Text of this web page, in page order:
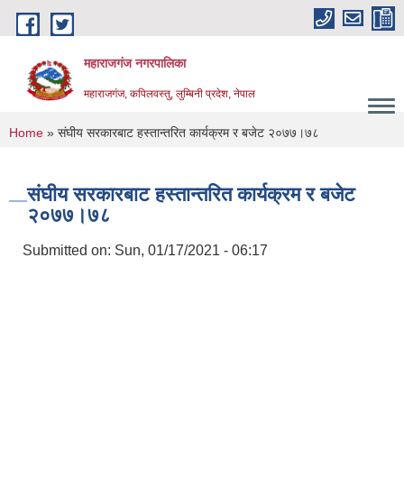
Skip to main content
महाराजगंज नगरपालिका
महाराजगंज, कपिलवस्तु, लुम्बिनी प्रदेश, नेपाल
You are here
Home » संघीय सरकारबाट हस्तान्तरित कार्यक्रम र बजेट २०७७।७८
संघीय सरकारबाट हस्तान्तरित कार्यक्रम र बजेट
२०७७।७८
Submitted on: Sun, 01/17/2021 - 06:17